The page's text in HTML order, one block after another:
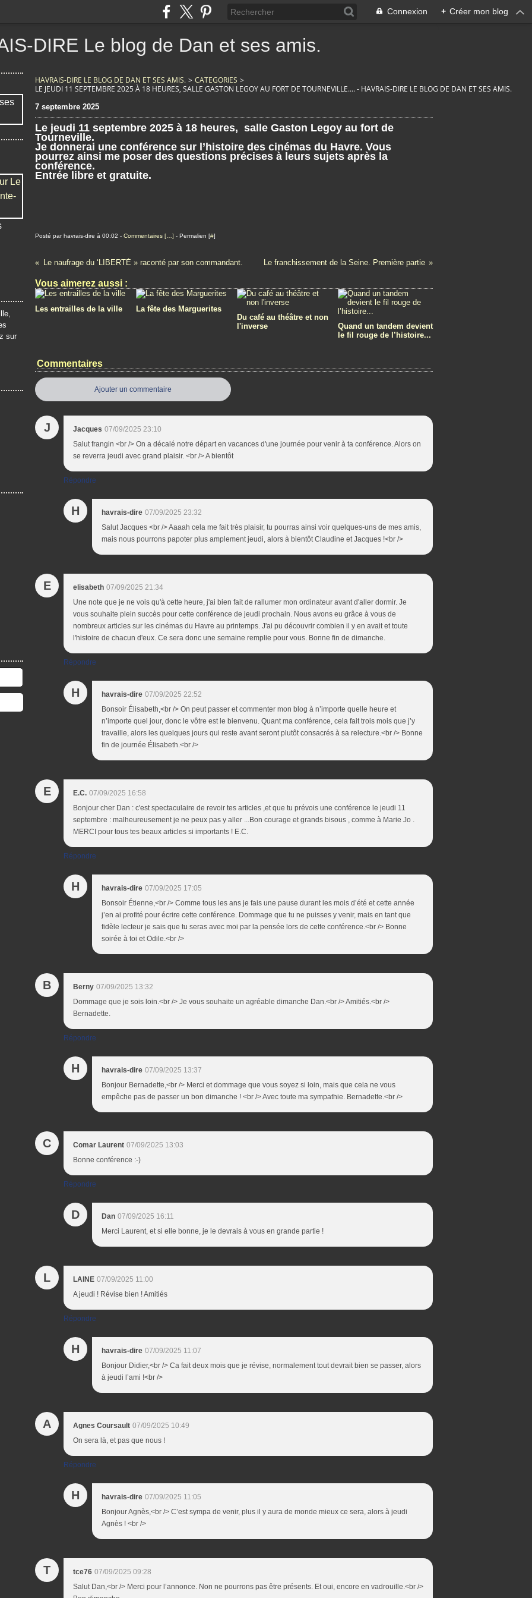
Connexion + Créer mon blog
DIRE Le blog de Dan et ses amis.
sur
HAVRAIS-DIRE LE BLOG DE DAN ET SES AMIS. > CATEGORIES >
LE JEUDI 11 SEPTEMBRE 2025 À 18 HEURES, SALLE GASTON LEGOY AU FORT DE TOURNEVILLE.... - HAVRAIS-DIRE LE BLOG DE DAN ET SES AMIS.
7 septembre 2025
Le jeudi 11 septembre 2025 à 18 heures, salle Gaston Legoy au fort de
Tourneville.
Je donnerai une conférence sur l’histoire des cinémas du Havre. Vous
pourrez ainsi me poser des questions précises à leurs sujets après la
conférence.
Entrée libre et gratuite.
Posté par havrais-dire à 00:02 - Commentaires [ ] - Permalien [#]
Le naufrage du ‘LIBERTÉ » raconté par son commandant. Le franchissement de la Seine. Première partie
Vous aimerez aussi :
Les entrailles de la ville
La fête des Marguerites
Du café au théâtre et non
l'inverse
Quand un tandem devient
le fil rouge de l’histoire...
Commentaires
Ajouter un commentaire
J Jacques 07/09/2025 23:10
Salut frangin <br /> On a décalé notre départ en vacances d'une journée pour venir à ta conférence. Alors on
se reverra jeudi avec grand plaisir. <br /> A bientôt
Répondre
H havrais-dire 07/09/2025 23:32
Salut Jacques <br /> Aaaah cela me fait très plaisir, tu pourras ainsi voir quelques-uns de mes amis,
mais nous pourrons papoter plus amplement jeudi, alors à bientôt Claudine et Jacques !<br />
E elisabeth 07/09/2025 21:34
Une note que je ne vois qu'à cette heure, j'ai bien fait de rallumer mon ordinateur avant d'aller dormir. Je
vous souhaite plein succès pour cette conférence de jeudi prochain. Nous avons eu grâce à vous de
nombreux articles sur les cinémas du Havre au printemps. J'ai pu découvrir combien il y en avait et toute
l'histoire de chacun d'eux. Ce sera donc une semaine remplie pour vous. Bonne fin de dimanche.
Répondre
H havrais-dire 07/09/2025 22:52
Bonsoir Élisabeth,<br /> On peut passer et commenter mon blog à n’importe quelle heure et
n’importe quel jour, donc le vôtre est le bienvenu. Quant ma conférence, cela fait trois mois que j’y
travaille, alors les quelques jours qui reste avant seront plutôt consacrés à sa relecture.<br /> Bonne
fin de journée Élisabeth.<br />
E E.C. 07/09/2025 16:58
Bonjour cher Dan : c'est spectaculaire de revoir tes articles ,et que tu prévois une conférence le jeudi 11
septembre : malheureusement je ne peux pas y aller ...Bon courage et grands bisous , comme à Marie Jo .
MERCI pour tous tes beaux articles si importants ! E.C.
Répondre
H havrais-dire 07/09/2025 17:05
Bonsoir Étienne,<br /> Comme tous les ans je fais une pause durant les mois d’été et cette année
j’en ai profité pour écrire cette conférence. Dommage que tu ne puisses y venir, mais en tant que
fidèle lecteur je sais que tu seras avec moi par la pensée lors de cette conférence.<br /> Bonne
soirée à toi et Odile.<br />
B Berny 07/09/2025 13:32
Dommage que je sois loin.<br /> Je vous souhaite un agréable dimanche Dan.<br /> Amitiés.<br />
Bernadette.
Répondre
H havrais-dire 07/09/2025 13:37
Bonjour Bernadette,<br /> Merci et dommage que vous soyez si loin, mais que cela ne vous
empêche pas de passer un bon dimanche ! <br /> Avec toute ma sympathie. Bernadette.<br />
C Comar Laurent 07/09/2025 13:03
Bonne conférence :-)
Répondre
D Dan 07/09/2025 16:11
Merci Laurent, et si elle bonne, je le devrais à vous en grande partie !
L LAINE 07/09/2025 11:00
A jeudi ! Révise bien ! Amitiés
Répondre
H havrais-dire 07/09/2025 11:07
Bonjour Didier,<br /> Ca fait deux mois que je révise, normalement tout devrait bien se passer, alors
à jeudi l’ami !<br />
A Agnes Coursault 07/09/2025 10:49
On sera là, et pas que nous !
Répondre
H havrais-dire 07/09/2025 11:05
Bonjour Agnès,<br /> C’est sympa de venir, plus il y aura de monde mieux ce sera, alors à jeudi
Agnès ! <br />
T tce76 07/09/2025 09:28
Salut Dan,<br /> Merci pour l’annonce. Non ne pourrons pas être présents. Et oui, encore en vadrouille.<br />